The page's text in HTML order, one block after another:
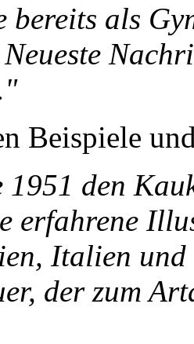
bereits als
Beispiele
1951 den
erfahrene
Italien
der zum